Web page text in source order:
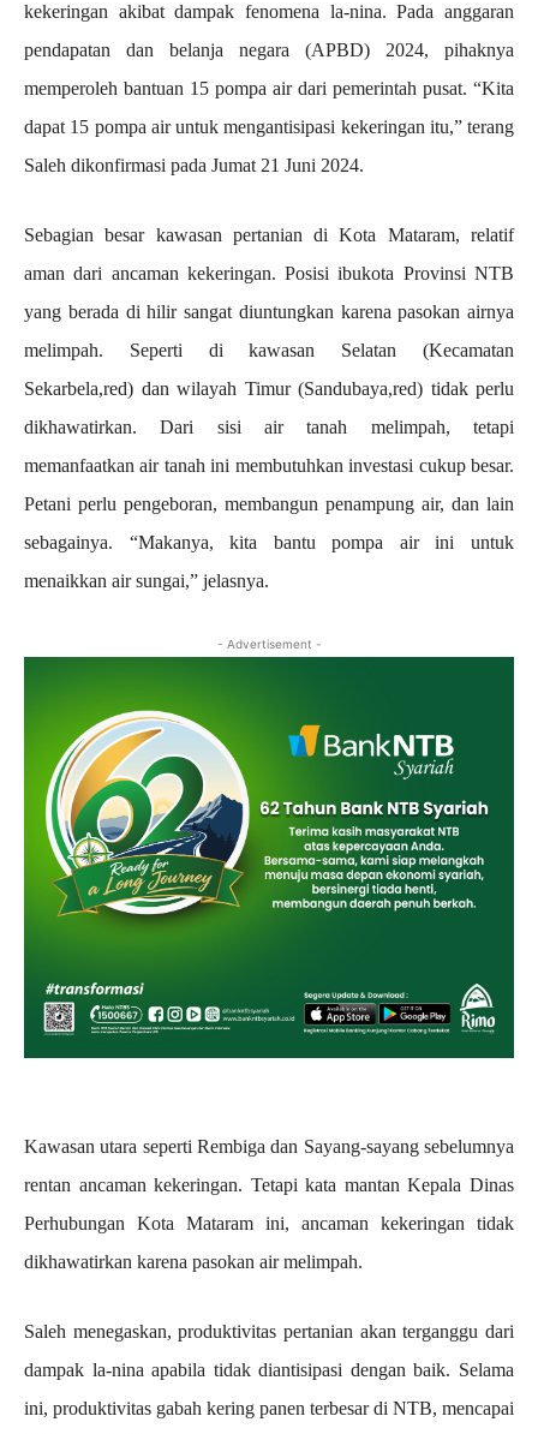
kekeringan akibat dampak fenomena la-nina. Pada anggaran
pendapatan dan belanja negara (APBD) 2024, pihaknya
memperoleh bantuan 15 pompa air dari pemerintah pusat. “Kita
dapat 15 pompa air untuk mengantisipasi kekeringan itu,” terang
Saleh dikonfirmasi pada Jumat 21 Juni 2024.
Sebagian besar kawasan pertanian di Kota Mataram, relatif
aman dari ancaman kekeringan. Posisi ibukota Provinsi NTB
yang berada di hilir sangat diuntungkan karena pasokan airnya
melimpah. Seperti di kawasan Selatan (Kecamatan
Sekarbela,red) dan wilayah Timur (Sandubaya,red) tidak perlu
dikhawatirkan. Dari sisi air tanah melimpah, tetapi
memanfaatkan air tanah ini membutuhkan investasi cukup besar.
Petani perlu pengeboran, membangun penampung air, dan lain
sebagainya. “Makanya, kita bantu pompa air ini untuk
menaikkan air sungai,” jelasnya.
- Advertisement -
Kawasan utara seperti Rembiga dan Sayang-sayang sebelumnya
rentan ancaman kekeringan. Tetapi kata mantan Kepala Dinas
Perhubungan Kota Mataram ini, ancaman kekeringan tidak
dikhawatirkan karena pasokan air melimpah.
Saleh menegaskan, produktivitas pertanian akan terganggu dari
dampak la-nina apabila tidak diantisipasi dengan baik. Selama
ini, produktivitas gabah kering panen terbesar di NTB, mencapai